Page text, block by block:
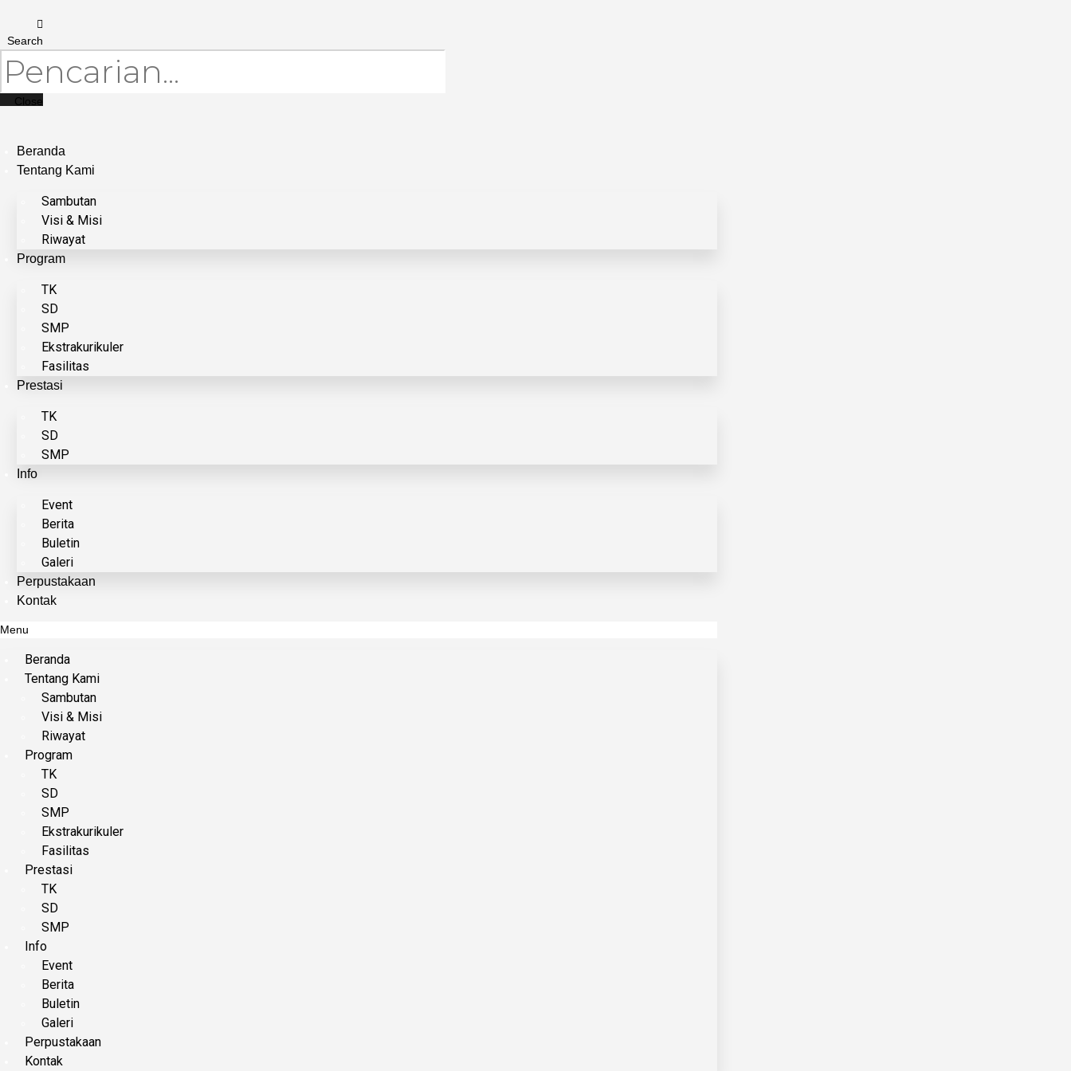
Search
Close
Beranda
Tentang Kami
Sambutan
Visi & Misi
Riwayat
Program
TK
SD
SMP
Ekstrakurikuler
Fasilitas
Prestasi
TK
SD
SMP
Info
Event
Berita
Buletin
Galeri
Perpustakaan
Kontak
Menu
Beranda
Tentang Kami
Sambutan
Visi & Misi
Riwayat
Program
TK
SD
SMP
Ekstrakurikuler
Fasilitas
Prestasi
TK
SD
SMP
Info
Event
Berita
Buletin
Galeri
Perpustakaan
Kontak